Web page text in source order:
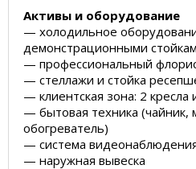
Активы и оборудование
— холодильное
демонстрационными
— профессиональный
— стеллажи и стойка
— клиентская зона: 2 кресла
— бытовая техника (чайник,
обогреватель)
— система
— наружная вывеска